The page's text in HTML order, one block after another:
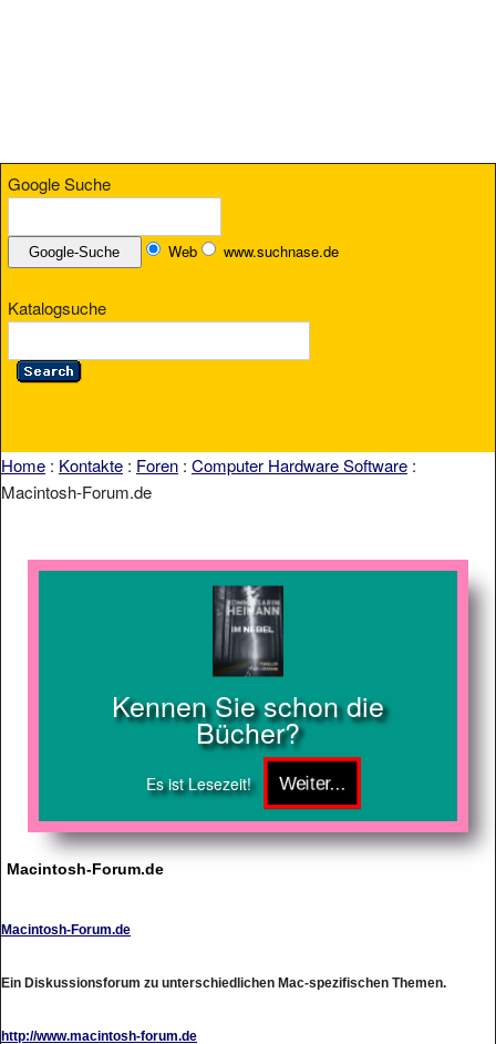
Google Suche
Web www.suchnase.de
Katalogsuche
Home : Kontakte : Foren : Computer Hardware Software :
Macintosh-Forum.de
Kennen Sie schon die
Bücher?
Es ist Lesezeit!
Macintosh-Forum.de
Macintosh-Forum.de
Ein Diskussionsforum zu unterschiedlichen Mac-spezifischen Themen.
http://www.macintosh-forum.de